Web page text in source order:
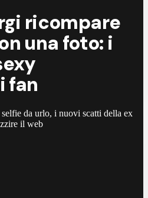
ricompare
una foto: i
fan
da urlo, i nuovi scatti della ex
il web